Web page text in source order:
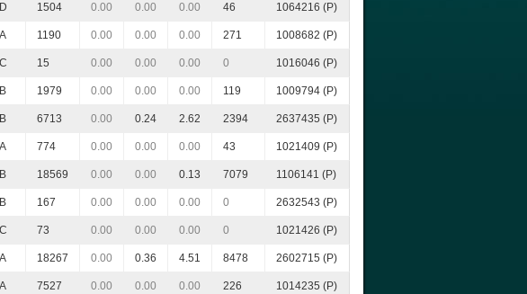
1504 0.00 0.00 0.00 46 1064216 (P)
1190 0.00 0.00 0.00 271 1008682 (P)
15 0.00 0.00 0.00 0 1016046 (P)
1979 0.00 0.00 0.00 119 1009794 (P)
6713 0.00 0.24 2.62 2394 2637435 (P)
774 0.00 0.00 0.00 43 1021409 (P)
18569 0.00 0.00 0.13 7079 1106141 (P)
167 0.00 0.00 0.00 0 2632543 (P)
73 0.00 0.00 0.00 0 1021426 (P)
18267 0.00 0.36 4.51 8478 2602715 (P)
7527 0.00 0.00 0.00 226 1014235 (P)